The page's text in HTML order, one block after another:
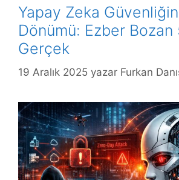
Yapay Zeka
Dönümü: Ezber Bozan
Gerçek
19 Aralık 2025 yazar Furkan